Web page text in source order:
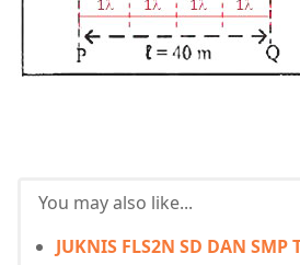
You may also like...
JUKNIS FLS2N SD DAN SMP